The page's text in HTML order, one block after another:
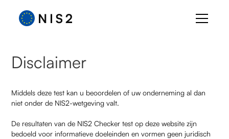
Disclaimer
Middels deze test kan u beoordelen of uw onderneming al dan
niet onder de NIS2-wetgeving valt.
De resultaten van de NIS2 Checker test op deze website zijn
bedoeld voor informatieve doeleinden en vormen geen juridisch